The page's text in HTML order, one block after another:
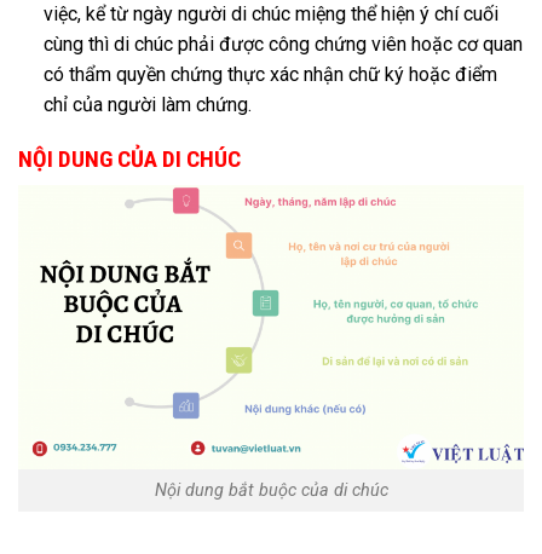
việc, kể từ ngày người di chúc miệng thể hiện ý chí cuối
cùng thì di chúc phải được công chứng viên hoặc cơ quan
có thẩm quyền chứng thực xác nhận chữ ký hoặc điểm
chỉ của người làm chứng.
NỘI DUNG CỦA DI CHÚC
Nội dung bắt buộc của di chúc